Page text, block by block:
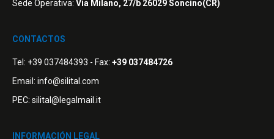
Sede Operativa: Via Milano, 27/b 26029 Soncino(CR)
CONTACTOS
Tel: +39 037484393 - Fax: +39 037484726
Email: info@silital.com
PEC: silital@legalmail.it
INFORMACIÓN LEGAL